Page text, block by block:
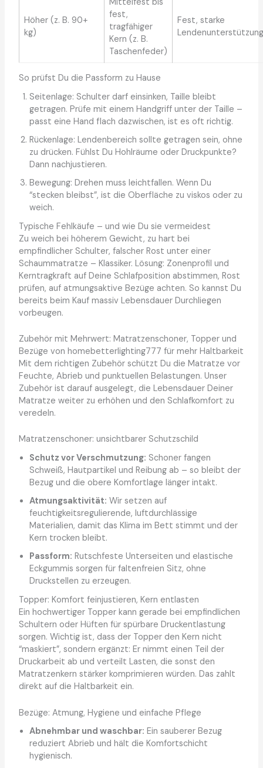
Höher (z. B. 90+
kg)
fest,
tragfähiger
Kern (z. B.
Taschenfeder)
Fest, starke
Lendenunterstützung
So prüfst Du die Passform zu Hause
Seitenlage: Schulter darf einsinken, Taille bleibt
getragen. Prüfe mit einem Handgriff unter der Taille –
passt eine Hand flach dazwischen, ist es oft richtig.
Rückenlage: Lendenbereich sollte getragen sein, ohne
zu drücken. Fühlst Du Hohlräume oder Druckpunkte?
Dann nachjustieren.
Bewegung: Drehen muss leichtfallen. Wenn Du
“stecken bleibst”, ist die Oberfläche zu viskos oder zu
weich.
Typische Fehlkäufe – und wie Du sie vermeidest
Zu weich bei höherem Gewicht, zu hart bei
empfindlicher Schulter, falscher Rost unter einer
Schaummatratze – Klassiker. Lösung: Zonenprofil und
Kerntragkraft auf Deine Schlafposition abstimmen, Rost
prüfen, auf atmungsaktive Bezüge achten. So kannst Du
bereits beim Kauf massiv Lebensdauer Durchliegen
vorbeugen.
Zubehör mit Mehrwert: Matratzenschoner, Topper und
Bezüge von homebetterlighting777 für mehr Haltbarkeit
Mit dem richtigen Zubehör schützt Du die Matratze vor
Feuchte, Abrieb und punktuellen Belastungen. Unser
Zubehör ist darauf ausgelegt, die Lebensdauer Deiner
Matratze weiter zu erhöhen und den Schlafkomfort zu
veredeln.
Matratzenschoner: unsichtbarer Schutzschild
Schutz vor Verschmutzung: Schoner fangen
Schweiß, Hautpartikel und Reibung ab – so bleibt der
Bezug und die obere Komfortlage länger intakt.
Atmungsaktivität: Wir setzen auf
feuchtigkeitsregulierende, luftdurchlässige
Materialien, damit das Klima im Bett stimmt und der
Kern trocken bleibt.
Passform: Rutschfeste Unterseiten und elastische
Eckgummis sorgen für faltenfreien Sitz, ohne
Druckstellen zu erzeugen.
Topper: Komfort feinjustieren, Kern entlasten
Ein hochwertiger Topper kann gerade bei empfindlichen
Schultern oder Hüften für spürbare Druckentlastung
sorgen. Wichtig ist, dass der Topper den Kern nicht
“maskiert”, sondern ergänzt: Er nimmt einen Teil der
Druckarbeit ab und verteilt Lasten, die sonst den
Matratzenkern stärker komprimieren würden. Das zahlt
direkt auf die Haltbarkeit ein.
Bezüge: Atmung, Hygiene und einfache Pflege
Abnehmbar und waschbar: Ein sauberer Bezug
reduziert Abrieb und hält die Komfortschicht
hygienisch.